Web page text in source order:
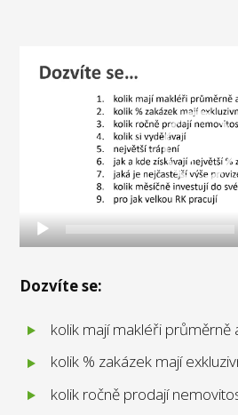
přehrávač
Dozvíte se:
kolik mají makléři průměrně
kolik % zakázek mají
kolik ročně prodají